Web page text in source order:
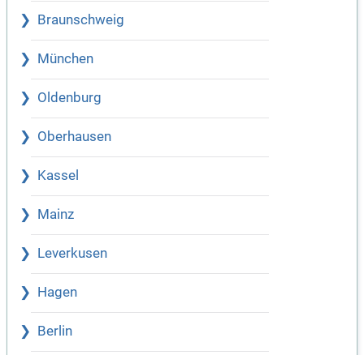
Braunschweig
München
Oldenburg
Oberhausen
Kassel
Mainz
Leverkusen
Hagen
Berlin